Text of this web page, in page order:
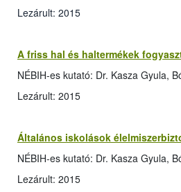
Lezárult: 2015
A friss hal és haltermékek
NÉBIH-es kutató: Dr. Kasza Gyula,
Lezárult: 2015
Általános iskolások
NÉBIH-es kutató: Dr. Kasza Gyula,
Lezárult: 2015